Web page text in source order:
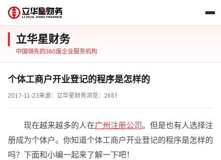
立华星财务
中国领先的360度企业服务机构
个体工商户开业登记的程序是怎样的
2017-11-23来源：立华星财务浏览： 2651
现在越来越多的人在广州 注册公司。但是也有人选择注
册成为个体户。你知道个体工商户开业登记的程序是怎样的
吗？下面和小编一起来了解一下吧！